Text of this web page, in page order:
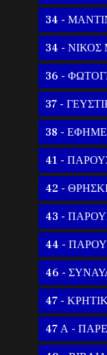
34 -
34 -
36 -
37 -
38 -
41 -
42 -
43 -
44 -
46 -
47 -
47 Α -